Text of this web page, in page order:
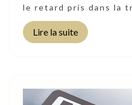
le retard pris dans la
Lire la suite